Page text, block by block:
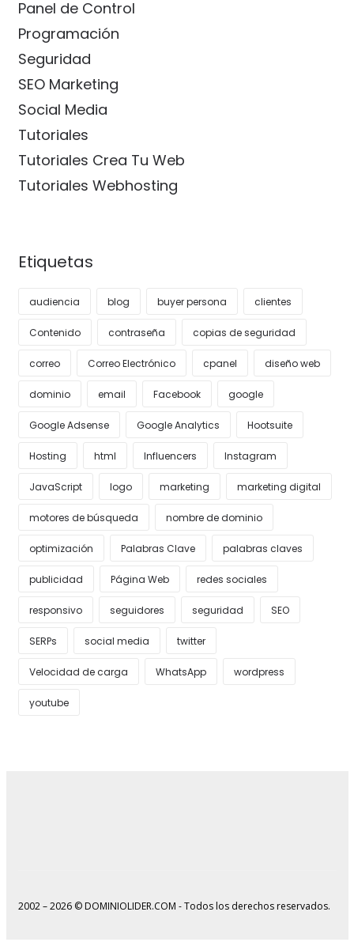
Panel de Control
Programación
Seguridad
SEO Marketing
Social Media
Tutoriales
Tutoriales Crea Tu Web
Tutoriales Webhosting
Etiquetas
audiencia blog buyer persona clientes
Contenido contraseña copias de seguridad
correo Correo Electrónico cpanel diseño web
dominio email Facebook google
Google Adsense Google Analytics Hootsuite
Hosting html Influencers Instagram
JavaScript logo marketing marketing digital
motores de búsqueda nombre de dominio
optimización Palabras Clave palabras claves
publicidad Página Web redes sociales
responsivo seguidores seguridad SEO
SERPs social media twitter
Velocidad de carga WhatsApp wordpress
youtube
2002 – 2026 © DOMINIOLIDER.COM - Todos los derechos reservados.